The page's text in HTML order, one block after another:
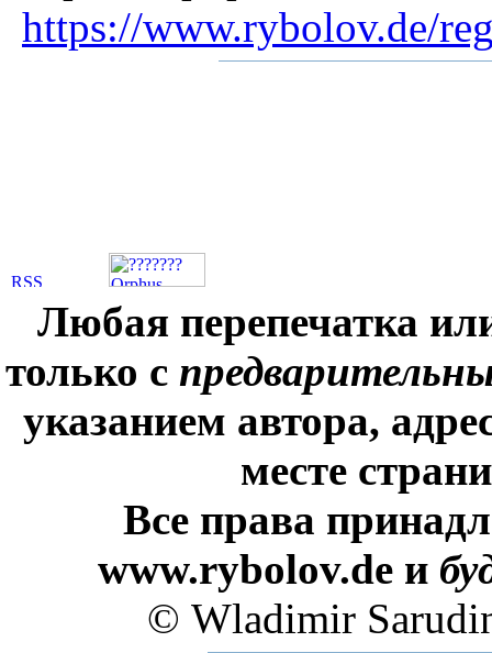
https://www.rybolov.de/
Любая перепечатка
только с
указанием автора,
месте
Все права
www.rybolov.de и
© Wladimir